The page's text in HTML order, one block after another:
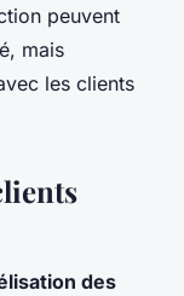
peuvent
mais
les clients
des